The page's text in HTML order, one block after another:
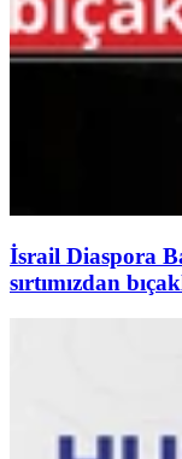
İsrail Diaspora
sırtımızdan